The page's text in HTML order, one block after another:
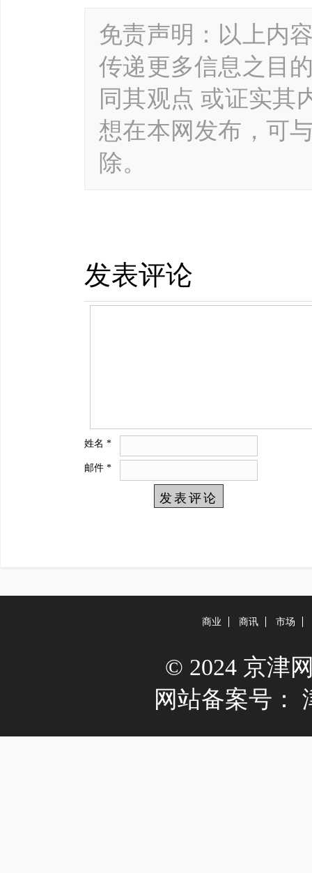
免责声明：以上内
传递更多信息之目
同其观点 或证实其
想在本网发布，可
除。
发表评论
姓名 *
邮件 *
商业 商讯 市场
© 2024 京津
网站备案号：